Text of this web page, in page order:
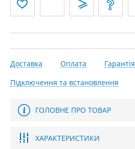
Доставка Оплата
Гарантія
Підключення та встановлення
ГОЛОВНЕ ПРО ТОВАР
ХАРАКТЕРИСТИКИ